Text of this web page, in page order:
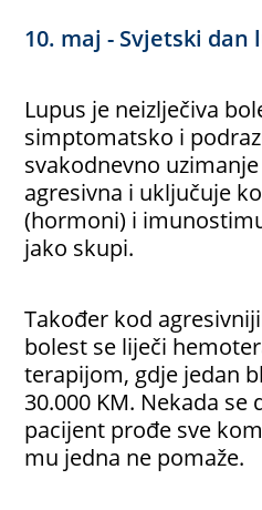
10. maj - Svjetski dan
Lupus je neizlječiva
simptomatsko i
svakodnevno
agresivna i uključuje
(hormoni) i
jako skupi.
Također kod
bolest se liječi
terapijom, gdje jedan
30.000 KM. Nekada se
pacijent prođe sve
mu jedna ne pomaže.